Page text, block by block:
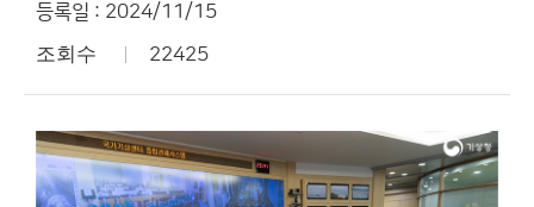
등록일 : 2024/11/15
조회수 22425